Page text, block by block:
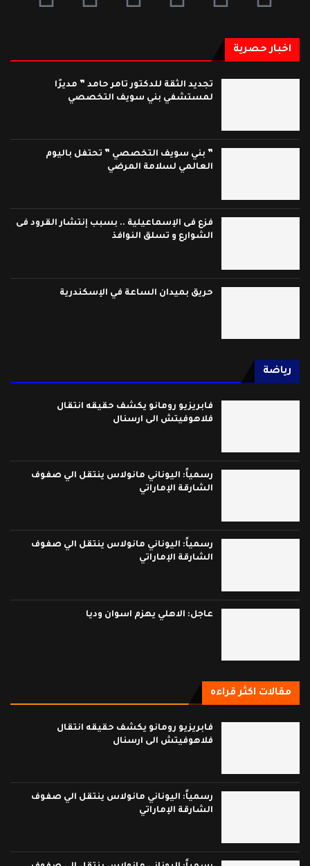
اخبار حصرية
تجديد الثقة للدكتور تامر حامد ” مديرًا
لمستشفي بني سويف التخصصي
” بني سويف التخصصي ” تحتفل باليوم
العالمي لسلامة المرضي
فزع فى الإسماعيلية .. بسبب إنتشار القرود فى
الشوارع و تسلق النوافذ
حريق بميدان الساعة في الإسكندرية
رياضة
فابريزيو رومانو يكشف حقيقه انتقال
فلاهوفيتش الى ارسنال
رسمياً: اليوناني مانولاس ينتقل الي صفوف
الشارقة الإماراتي
رسمياً: اليوناني مانولاس ينتقل الي صفوف
الشارقة الإماراتي
عاجل: الاهلي يهزم اسوان وديا
مقالات اكثر قراءه
فابريزيو رومانو يكشف حقيقه انتقال
فلاهوفيتش الى ارسنال
رسمياً: اليوناني مانولاس ينتقل الي صفوف
الشارقة الإماراتي